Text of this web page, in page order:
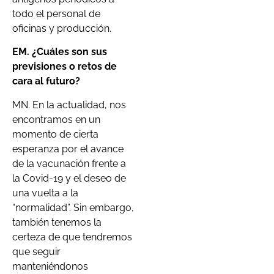
todo el personal de
oficinas y producción.
EM. ¿Cuáles son sus
previsiones o retos de
cara al futuro?
MN. En la actualidad, nos
encontramos en un
momento de cierta
esperanza por el avance
de la vacunación frente a
la Covid-19 y el deseo de
una vuelta a la
“normalidad”. Sin embargo,
también tenemos la
certeza de que tendremos
que seguir
manteniéndonos